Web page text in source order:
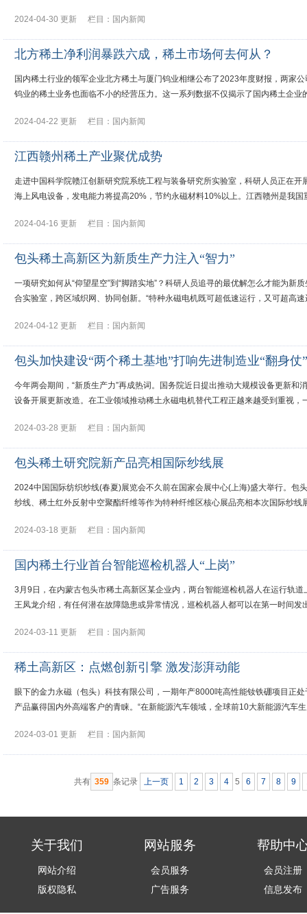
2024-04-30 更新 栏目： 国内新闻
北方稀土净利润暴跌六成，稀土市场何去何从？
国内稀土行业的领军企业北方稀土与厦门钨业相继公布了2023年度财报，两家
钨业的稀土业务也面临不小的经营压力。这一系列数据不仅揭示了国内稀土企
2024-04-22 更新 栏目： 国内新闻
江西赣州稀土产业聚优成势
走进中国科学院赣江创新研究院系统工程与装备研究所实验室，科研人员正在
海上风电设备，发电能力将提高20%，节约永磁材料10%以上。江西赣州是我
2024-04-16 更新 栏目： 国内新闻
包头稀土高新区为新质生产力注入“智力”
一项研究如何从“仰望星空”到“脚踏实地”？科研人员追寻的最优解怎么才能为
合实验室，跨区域织网、协同创新。“特种永磁电机既可超低速运行，又可超高
2024-04-12 更新 栏目： 国内新闻
包头加快建设“两个稀土基地”打响先进制造业“翻身仗”
今年两会期间，“新质生产力”再成热词。国务院近日提出推动大规模设备更新
设备开展更新改造。在工业领域推动稀土永磁电机替代工程正越来越受到重视，
2024-03-28 更新 栏目： 国内新闻
包头稀土研究院新产品亮相国际纱线展
2024中国国际纺织纱线(春夏)展览会不久前在国家会展中心(上海)盛大举行。
纱线、稀土红外反射中空聚酯纤维等作为特种纤维区核心展品亮相本次国际纱
2024-03-18 更新 栏目： 国内新闻
国内稀土行业首台智能巡检机器人“上岗”
3月9日，在内蒙古包头市稀土高新区某企业内，两台智能巡检机器人在运行轨
王凤龙介绍，有任何潜在故障隐患或异常情况，巡检机器人都可以在第一时间
2024-03-11 更新 栏目： 国内新闻
稀土高新区：点燃创新引擎 激发澎湃动能
眼下的金力永磁（包头）科技有限公司，一期年产8000吨高性能钕铁硼项目正
产品赢得国内外高端客户的青睐。“在新能源汽车领域，全球前10大新能源汽车
2024-03-01 更新 栏目： 国内新闻
共有 359 条记录 上一页 1 2 3 4 5 6 7 8 9
关于我们
网站介绍
版权隐私
网站服务
会员服务
广告服务
帮助中
会员注册
信息发布